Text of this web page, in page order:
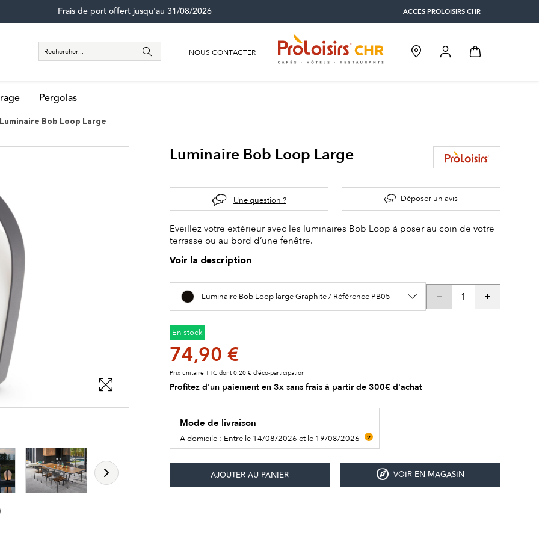
ACCÈS PROLOISIRS CHR
Frais de port offert jusqu'au 31/08/2026
NOUS CONTACTER
Pergolas
Luminaire Bob Loop Large
Luminaire Bob Loop Large
Une question ? Déposer un avis
Eveillez votre extérieur avec les luminaires Bob Loop à poser au coin de votre
terrasse ou au bord d’une fenêtre.
Voir la description
Luminaire Bob Loop large Graphite / Référence PB05
En stock
74,90 €
Prix unitaire TTC dont 0,20 € d’éco-participation
Profitez d'un paiement en 3x sans frais à partir de 300€ d'achat
Mode de livraison
A domicile : Entre le 14/08/2026 et le 19/08/2026 ?
VOIR EN MAGASIN